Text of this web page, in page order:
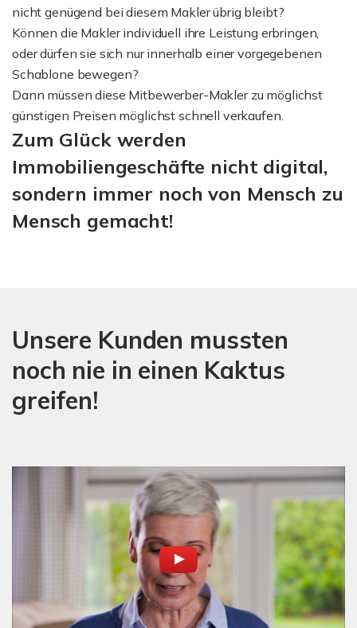
nicht genügend bei diesem Makler übrig bleibt?
Können die Makler individuell ihre Leistung erbringen,
oder dürfen sie sich nur innerhalb einer vorgegebenen
Schablone bewegen?
Dann müssen diese Mitbewerber-Makler zu möglichst
günstigen Preisen möglichst schnell verkaufen.
Zum Glück werden
Immobiliengeschäfte nicht digital,
sondern immer noch von Mensch zu
Mensch gemacht!
Unsere Kunden mussten
noch nie in einen Kaktus
greifen!